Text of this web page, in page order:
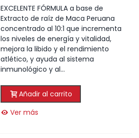
EXCELENTE FÓRMULA a base de
Extracto de raíz de Maca Peruana
concentrado al 10:1 que incrementa
los niveles de energía y vitalidad,
mejora la libido y el rendimiento
atlético, y ayuda al sistema
inmunológico y al...
Añadir al carrito
Ver más